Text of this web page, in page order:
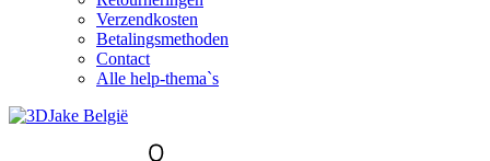
Verzendkosten
Betalingsmethoden
Contact
Alle help-thema`s